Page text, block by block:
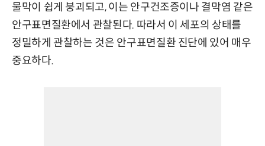
물막이 쉽게 붕괴되고, 이는 안구건조증이나 결막염 같은
안구표면질환에서 관찰된다. 따라서 이 세포의 상태를
정밀하게 관찰하는 것은 안구표면질환 진단에 있어 매우
중요하다.